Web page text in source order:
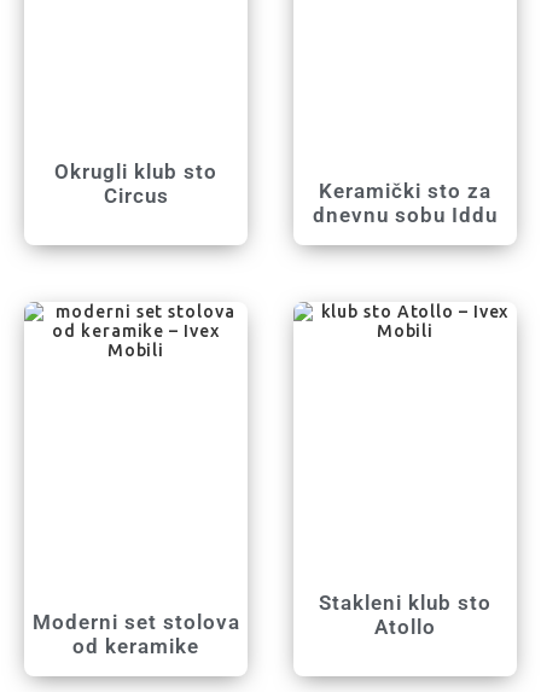
Okrugli klub sto
Circus
Keramički sto za
dnevnu sobu Iddu
Moderni set stolova
od keramike
Stakleni klub sto
Atollo